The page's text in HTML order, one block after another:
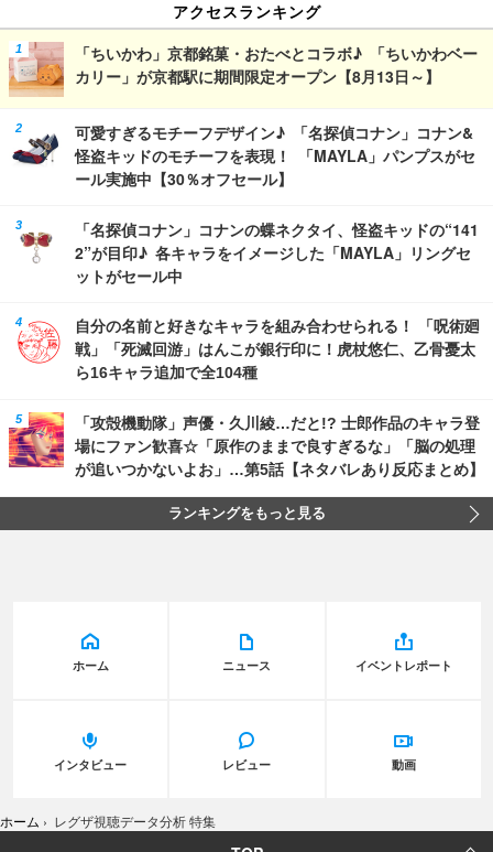
アクセスランキング
「ちいかわ」京都銘菓・おたべとコラボ♪ 「ちいかわベー
カリー」が京都駅に期間限定オープン【8月13日～】
可愛すぎるモチーフデザイン♪ 「名探偵コナン」コナン&
怪盗キッドのモチーフを表現！ 「MAYLA」パンプスがセ
ール実施中【30％オフセール】
「名探偵コナン」コナンの蝶ネクタイ、怪盗キッドの“141
2”が目印♪ 各キャラをイメージした「MAYLA」リングセ
ットがセール中
自分の名前と好きなキャラを組み合わせられる！ 「呪術廻
戦」「死滅回游」はんこが銀行印に！虎杖悠仁、乙骨憂太
ら16キャラ追加で全104種
「攻殻機動隊」声優・久川綾…だと!? 士郎作品のキャラ登
場にファン歓喜☆「原作のままで良すぎるな」「脳の処理
が追いつかないよお」…第5話【ネタバレあり反応まとめ】
ランキングをもっと見る
ホーム ニュース イベントレポート
インタビュー レビュー 動画
ホーム › レグザ視聴データ分析 特集